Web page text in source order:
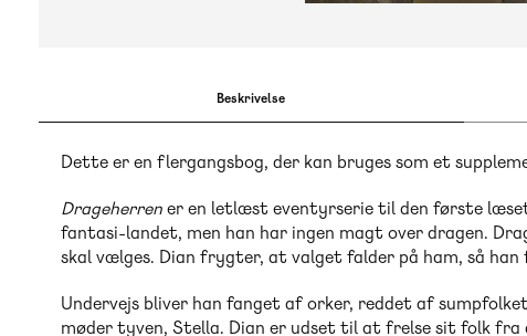
Beskrivelse
Dette er en flergangsbog, der kan bruges som et
Drageherrener en letlæst eventyrserie til den første
fantasi-landet, men han har ingen magt over dragen.
skal vælges. Dian frygter, at valget falder på ham, så
Undervejs bliver han fanget af orker, reddet af
møder tyven, Stella. Dian er udset til at frelse sit folk fra